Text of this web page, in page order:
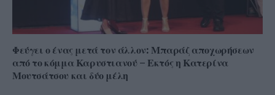
Φεύγει ο ένας μετά τον άλλον: Μπαράζ αποχωρήσεων
από το κόμμα Καρυστιανού – Εκτός η Κατερίνα
Μουτσάτσου και δύο μέλη